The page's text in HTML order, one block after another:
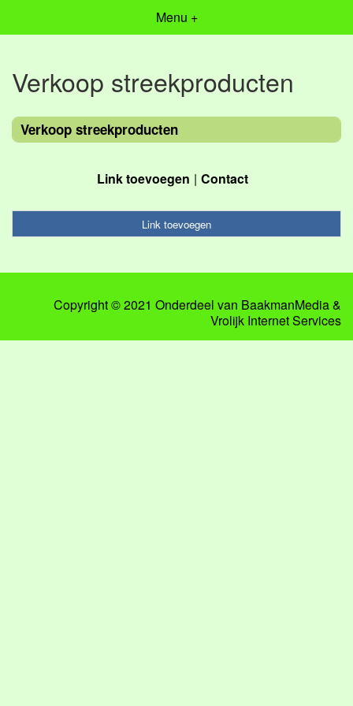
Menu +
Verkoop streekproducten
Verkoop streekproducten
Link toevoegen Contact
Link toevoegen
Copyright © 2021 Onderdeel van BaakmanMedia&
Vrolijk Internet Services